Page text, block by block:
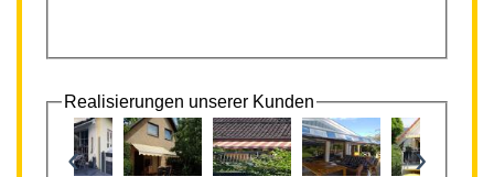
Realisierungen unserer Kunden
‹ ›